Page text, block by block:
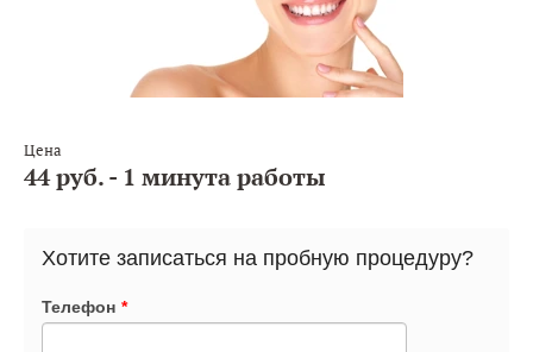
Цена
44 руб. - 1 минута работы
Хотите записаться на пробную процедуру?
Телефон *